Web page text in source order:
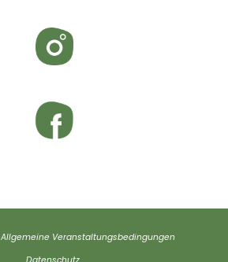
Allgemeine Veranstaltungsbedingungen